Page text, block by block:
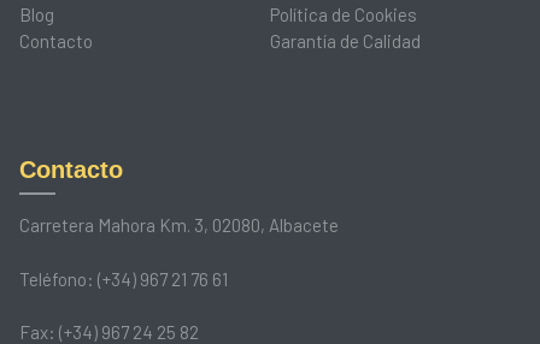
Blog
Contacto
Política de Cookies
Garantía de Calidad
Contacto
Carretera Mahora Km. 3, 02080, Albacete
Teléfono: (+34) 967 21 76 61
Fax: (+34) 967 24 25 82